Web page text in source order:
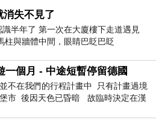
失不見了
半年了 第一次在大廈樓下走道遇見
柱與牆體中間，眼睛巴眨巴眨
一個月 - 中途短暫停留德國
不在我們的行程計畫中 只有計畫過境
市 後因天色已昏暗 故臨時決定在漢
和過夜